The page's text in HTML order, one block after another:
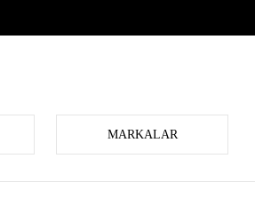
MARKALAR